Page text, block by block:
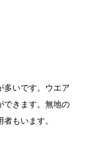
多いです。ウエア
できます。無地の
もいます。